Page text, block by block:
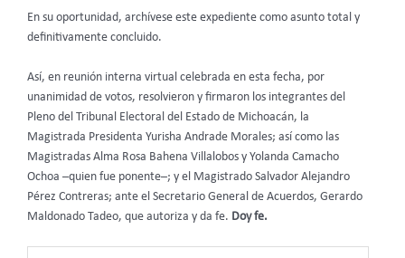
En su oportunidad, archívese este expediente como asunto total y
definitivamente concluido.
Así, en reunión interna virtual celebrada en esta fecha, por
unanimidad de votos, resolvieron y firmaron los integrantes del
Pleno del Tribunal Electoral del Estado de Michoacán, la
Magistrada Presidenta Yurisha Andrade Morales; así como las
Magistradas Alma Rosa Bahena Villalobos y Yolanda Camacho
Ochoa –quien fue ponente–; y el Magistrado Salvador Alejandro
Pérez Contreras; ante el Secretario General de Acuerdos, Gerardo
Maldonado Tadeo, que autoriza y da fe. Doy fe.